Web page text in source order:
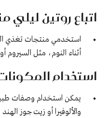
اتباع روتين ليلي
استخدمي منتجات تغذي
أثناء النوم، مثل السيروم
استخدام
يمكن استخدام وصفات
والألوفيرا أو زيت جوز